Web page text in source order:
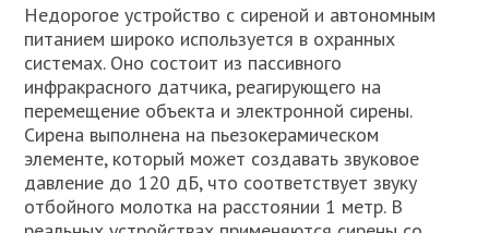
Недорогое устройство с сиреной и автономным
питанием широко используется в охранных
системах. Оно состоит из пассивного
инфракрасного датчика, реагирующего на
перемещение объекта и электронной сирены.
Сирена выполнена на пьезокерамическом
элементе, который может создавать звуковое
давление до 120 дБ, что соответствует звуку
отбойного молотка на расстоянии 1 метр. В